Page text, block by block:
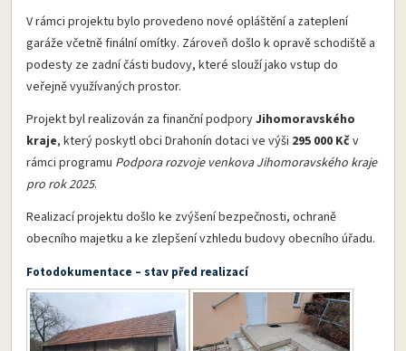
V rámci projektu bylo provedeno nové opláštění a zateplení
garáže včetně finální omítky. Zároveň došlo k opravě schodiště a
podesty ze zadní části budovy, které slouží jako vstup do
veřejně využívaných prostor.
Projekt byl realizován za finanční podporyJihomoravského
kraje, který poskytl obci Drahonín dotaci ve výši 295 000 Kčv
rámci programu Podpora rozvoje venkova Jihomoravského kraje
pro rok 2025.
Realizací projektu došlo ke zvýšení bezpečnosti, ochraně
obecního majetku a ke zlepšení vzhledu budovy obecního úřadu.
Fotodokumentace – stav před realizací